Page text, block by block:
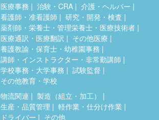
医療事務 治験・CRA
介護・ヘルパー
看護師・准看護師
研究・開発・検査
薬剤師・栄養士・管理栄養士・医療技術者
医療通訳・医療翻訳
その他医療
養護教諭・保育士・幼稚園事務
講師・インストラクター・非常勤講師
学校事務・大学事務
試験監督
その他教育・学校
物流関連
製造（組立・加工）
生産・品質管理
軽作業・仕分け作業
ドライバー
その他